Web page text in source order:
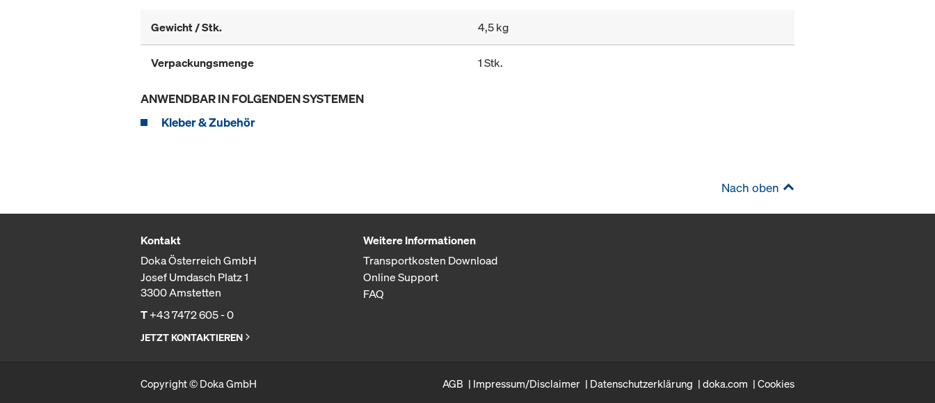
Gewicht / Stk. 4,5 kg
Verpackungsmenge 1 Stk.
ANWENDBAR IN FOLGENDEN SYSTEMEN
Kleber & Zubehör
Nach oben
Kontakt
Doka Österreich GmbH
Josef Umdasch Platz 1
3300 Amstetten
T+43 7472 605 - 0
JETZT KONTAKTIEREN
Weitere Informationen
Transportkosten Download
Online Support
FAQ
Copyright © Doka GmbH AGB Impressum/Disclaimer Datenschutzerklärung doka.com Cookies